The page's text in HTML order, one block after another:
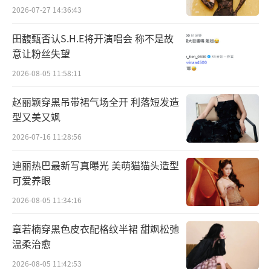
郎朗决定把曾让几代年轻听众陶醉、数百
万人入门古典音乐的《动物狂欢节》放在专辑
开头，来自他希望引导儿童听众欣赏古典音乐
的使命感。“我们很多人都记得童年时期听到
圣-桑这部著名的《动物狂欢节》。在这部作品
中，在欢乐的表面下充满了巧妙的想法。作曲
家用一种幽默的方式，做了非常真实的表
达。”
2026-07-27 14:36:43
田馥甄否认S.H.E将开演唱会 称不是故
意让粉丝失望
2026-08-05 11:58:11
赵丽颖穿黑吊带裙气场全开 利落短发造
型又美又飒
2026-07-16 11:28:56
迪丽热巴最新写真曝光 美萌猫猫头造型
可爱养眼
2026-08-05 11:34:16
章若楠穿黑色皮衣配格纹半裙 甜飒松弛
温柔治愈
2026-08-05 11:42:53